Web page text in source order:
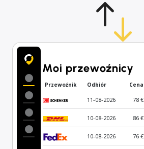
Moi przewoźnicy
Przewoźnik Odbiór Cena
11-08-2026 78 €
10-08-2026 86 €
10-08-2026 76 €